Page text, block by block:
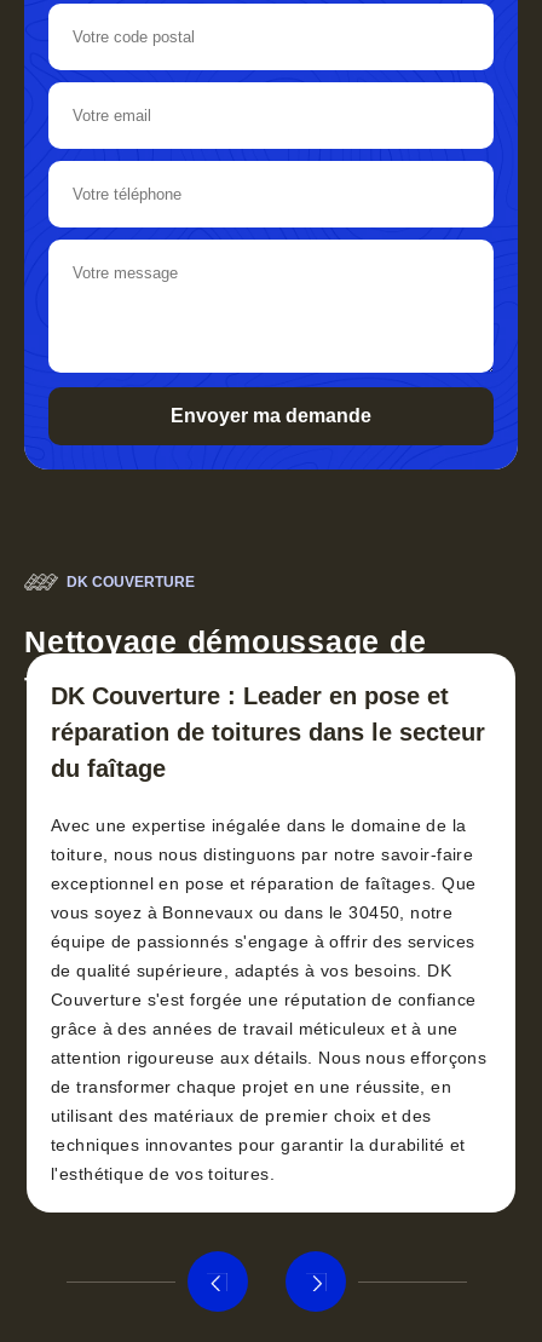
DK COUVERTURE
Nettoyage démoussage de
toiture 30
DK Couverture : Leader en pose et
réparation de toitures dans le secteur
du faîtage
Avec une expertise inégalée dans le domaine de la
toiture, nous nous distinguons par notre savoir-faire
exceptionnel en pose et réparation de faîtages. Que
vous soyez à Bonnevaux ou dans le 30450, notre
équipe de passionnés s'engage à offrir des services
de qualité supérieure, adaptés à vos besoins. DK
Couverture s'est forgée une réputation de confiance
grâce à des années de travail méticuleux et à une
attention rigoureuse aux détails. Nous nous efforçons
de transformer chaque projet en une réussite, en
utilisant des matériaux de premier choix et des
techniques innovantes pour garantir la durabilité et
l'esthétique de vos toitures.